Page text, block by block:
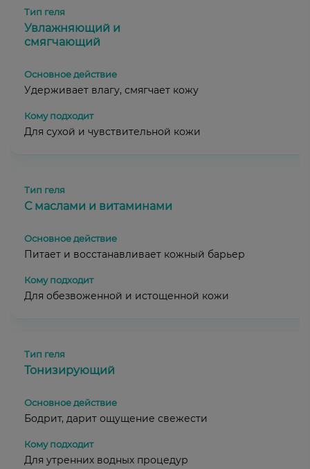
Увлажняющий и
смягчающий
Удерживает влагу, смягчает кожу
Для сухой и чувствительной кожи
С маслами и витаминами
Питает и восстанавливает кожный барьер
Для обезвоженной и истощенной кожи
Тонизирующий
Бодрит, дарит ощущение свежести
Для утренних водных процедур